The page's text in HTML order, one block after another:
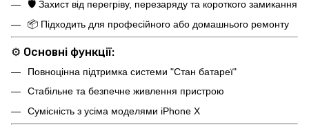
🛡 Захист від перегріву, перезаряду та короткого замикання
📦 Підходить для професійного або домашнього ремонту
⚙️ Основні функції:
Повноцінна підтримка системи "Стан батареї"
Стабільне та безпечне живлення пристрою
Сумісність з усіма моделями iPhone X